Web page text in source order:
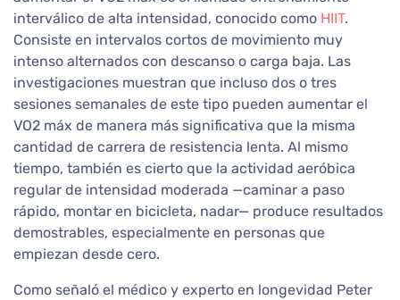
interválico de alta intensidad, conocido como HIIT.
Consiste en intervalos cortos de movimiento muy
intenso alternados con descanso o carga baja. Las
investigaciones muestran que incluso dos o tres
sesiones semanales de este tipo pueden aumentar el
VO2 máx de manera más significativa que la misma
cantidad de carrera de resistencia lenta. Al mismo
tiempo, también es cierto que la actividad aeróbica
regular de intensidad moderada —caminar a paso
rápido, montar en bicicleta, nadar— produce resultados
demostrables, especialmente en personas que
empiezan desde cero.
Como señaló el médico y experto en longevidad Peter